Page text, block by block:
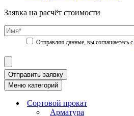
Заявка на расчёт стоимости
Отправить заявку
Меню категорий
Сортовой прокат
Арматура